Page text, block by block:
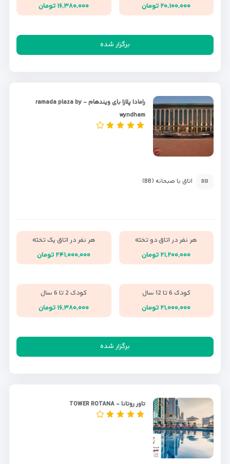
۲۰,۱۰۰,۰۰۰ تومان
۱۶,۳۸۰,۰۰۰ تومان
برگزار شده
رامادا پلازا بای ویندهام - ramada plaza by
wyndham
BB اتاق با صبحانه (BB)
هر نفر در اتاق دو تخته
۲۱,۲۰۰,۰۰۰ تومان
هر نفر در اتاق یک تخته
۲۴۱,۰۰۰,۰۰۰ تومان
کودک 6 تا 12 سال
۲۱,۰۰۰,۰۰۰ تومان
کودک 2 تا 6 سال
۱۶,۳۸۰,۰۰۰ تومان
برگزار شده
تاور روتانا - TOWER ROTANA